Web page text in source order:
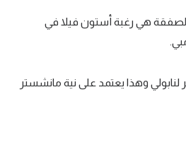
هي رغبة أستون فيلا في
وهذا يعتمد على نية مانشستر